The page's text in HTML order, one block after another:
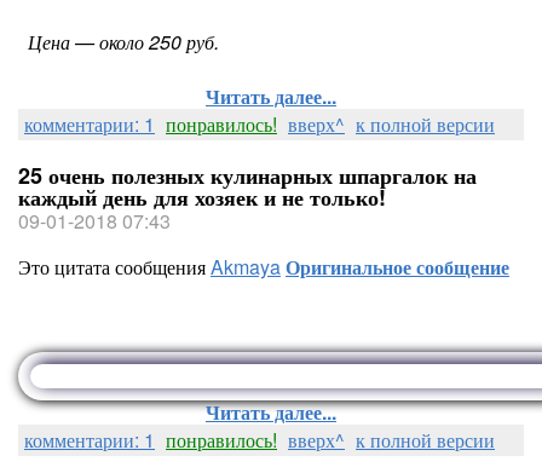
Цена — около 250 руб.
Читать далее...
комментарии: 1 понравилось! вверх^ к полной версии
25 очень полезных кулинарных шпаргалок на
каждый день для хозяек и не только!
09-01-2018 07:43
Это цитата сообщенияAkmayaОригинальное сообщение
Читать далее...
комментарии: 1 понравилось! вверх^ к полной версии